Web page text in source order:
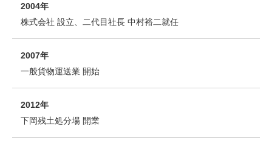
2004年
株式会社 設立、二代目社長 中村裕二就任
2007年
一般貨物運送業 開始
2012年
下岡残土処分場 開業